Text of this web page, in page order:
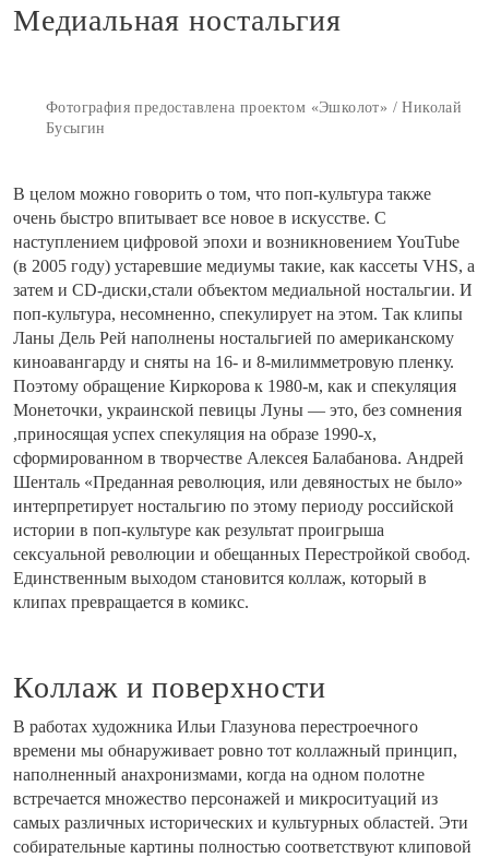
Медиальная ностальгия
Фотография предоставлена проектом «Эшколот» / Николай
Бусыгин
В целом можно говорить о том, что поп-культура также
очень быстро впитывает все новое в искусстве. С
наступлением цифровой эпохи и возникновением YouTube
(в 2005 году) устаревшие медиумы такие, как кассеты VHS, а
затем и CD-диски,стали объектом медиальной ностальгии. И
поп-культура, несомненно, спекулирует на этом. Так клипы
Ланы Дель Рей наполнены ностальгией по американскому
киноавангарду и сняты на 16- и 8-милимметровую пленку.
Поэтому обращение Киркорова к 1980-м, как и спекуляция
Монеточки, украинской певицы Луны — это, без сомнения
,приносящая успех спекуляция на образе 1990-х,
сформированном в творчестве Алексея Балабанова. Андрей
Шенталь «Преданная революция, или девяностых не было»
интерпретирует ностальгию по этому периоду российской
истории в поп-культуре как результат проигрыша
сексуальной революции и обещанных Перестройкой свобод.
Единственным выходом становится коллаж, который в
клипах превращается в комикс.
Коллаж и поверхности
В работах художника Ильи Глазунова перестроечного
времени мы обнаруживает ровно тот коллажный принцип,
наполненный анахронизмами, когда на одном полотне
встречается множество персонажей и микроситуаций из
самых различных исторических и культурных областей. Эти
собирательные картины полностью соответствуют клиповой